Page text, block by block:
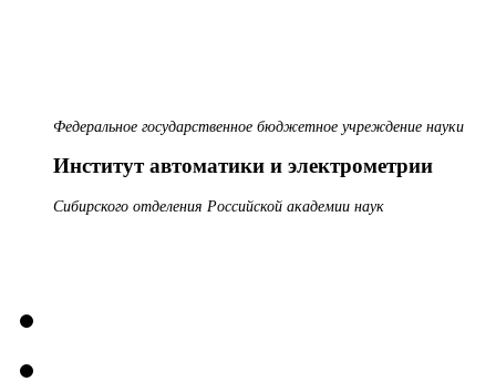
Федеральное государственное бюджетное учреждение науки
Институт автоматики и электрометрии
Сибирского отделения Российской академии наук